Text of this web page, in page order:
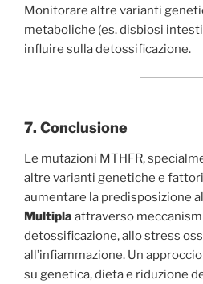
Monitorare altre varianti
metaboliche (es. disbiosi
influire sulla detossificazione.
7. Conclusione
Le mutazioni MTHFR,
altre varianti genetiche e
aumentare la predisposizione
Multipla attraverso
detossificazione, allo stress
all’infiammazione. Un
su genetica, dieta e riduzione